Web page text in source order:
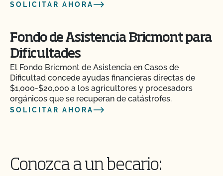
SOLICITAR AHORA
Fondo de Asistencia Bricmont para
Dificultades
El Fondo Bricmont de Asistencia en Casos de
Dificultad concede ayudas financieras directas de
$1,000-$20,000 a los agricultores y procesadors
orgánicos que se recuperan de catástrofes.
SOLICITAR AHORA
Conozca a un becario: